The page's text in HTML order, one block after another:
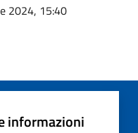
2024, 15:40
informazioni